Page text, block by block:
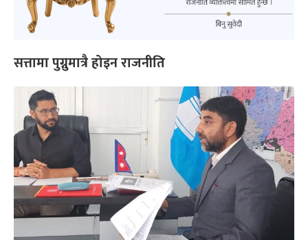
सत्तामा पुग्नुमात्रै होइन राजनीति